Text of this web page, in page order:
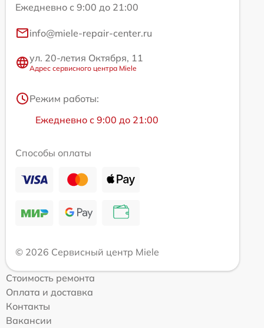
Ежедневно с 9:00 до 21:00
info@miele-repair-center.ru
ул. 20-летия Октября, 11
Адрес сервисного центра Miele
Режим работы:
Ежедневно с 9:00 до 21:00
Способы оплаты
© 2026 Сервисный центр Miele
Стоимость ремонта
Оплата и доставка
Контакты
Вакансии